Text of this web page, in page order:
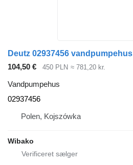
Deutz 02937456 vandpumpehus
104,50 €
450 PLN ≈ 781,20 kr.
Vandpumpehus
02937456
Polen, Kojszówka
Wibako